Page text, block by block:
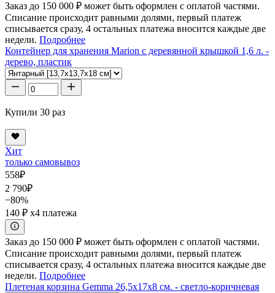
Заказ до 150 000 ₽ может быть оформлен с оплатой частями.
Списание происходит равными долями, первый платеж
списывается сразу, 4 остальных платежа вносится каждые две
недели. Подробнее
Контейнер для хранения Marion с деревянной крышкой 1,6 л. -
дерево, пластик
Купили 30 раз
Хит
только самовывоз
558₽
2 790₽
−80%
140 ₽ x4 платежа
Заказ до 150 000 ₽ может быть оформлен с оплатой частями.
Списание происходит равными долями, первый платеж
списывается сразу, 4 остальных платежа вносится каждые две
недели. Подробнее
Плетеная корзина Gemma 26,5x17x8 см. - светло-коричневая